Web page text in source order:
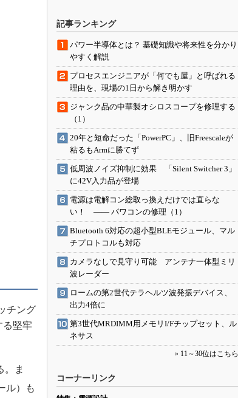
チング
る堅牢
。ま
ル）も
記事ランキング
パワー半導体とは？ 基礎知識や将来性を分かり
やすく解説
プロセスエンジニアが「何でも屋」と呼ばれる
理由を、現場の1日から解き明かす
ジャンク品の中華製オシロスコープを修理する
（1）
20年と短命だった「PowerPC」、旧Freescaleが
粘るもArmに勝てず
低周波ノイズ抑制に効果 「Silent Switcher 3」
に42V入力品が登場
電源は電解コン総取っ換えだけでは直らな
い！ ―― パワコンの修理（1）
Bluetooth 6対応の超小型BLEモジュール、マル
チプロトコルも対応
カメラなしで見守り可能 アンテナ一体型ミリ
波レーダー
ロームの第2世代テラヘルツ波発振デバイス、
出力4倍に
第3世代MRDIMM用メモリI/Fチップセット、ル
ネサス
» 11～30位はこちら
コーナーリンク